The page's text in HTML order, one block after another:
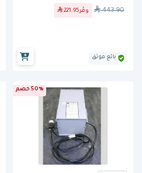
443.90 وفّر 221.95
بائع موثق
50% خصم